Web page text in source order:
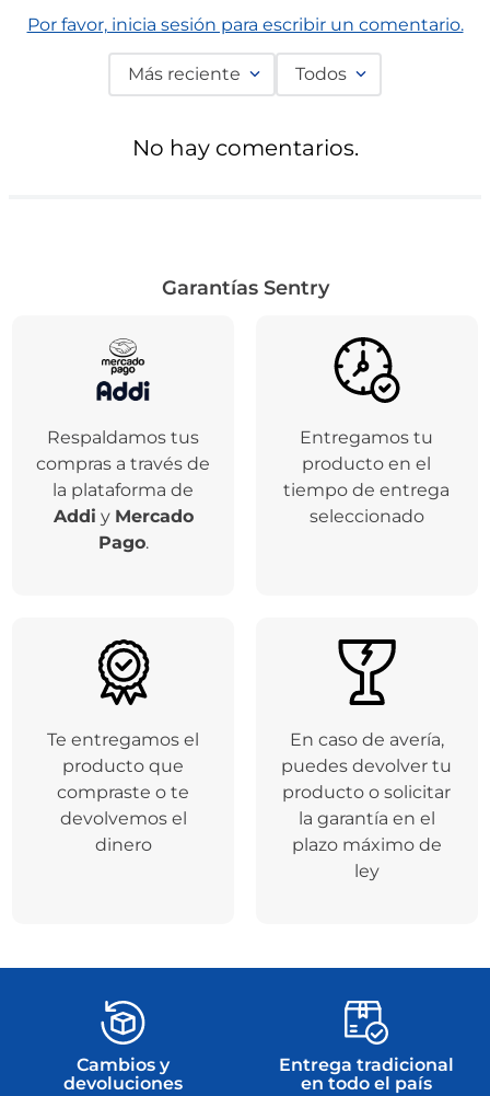
Por favor, inicia sesión para escribir un comentario.
Más reciente Todos
No hay comentarios.
Garantías Sentry
Respaldamos tus
compras a través de
la plataforma de
Addi y Mercado
Pago.
Entregamos tu
producto en el
tiempo de entrega
seleccionado
Te entregamos el
producto que
compraste o te
devolvemos el
dinero
En caso de avería,
puedes devolver tu
producto o solicitar
la garantía en el
plazo máximo de
ley
Cambios y
devoluciones
Entrega tradicional
en todo el país